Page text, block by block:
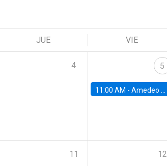
JUE VIE
4 5
11:00 AM - Amedeo Piolatto, Universidad Autónoma de Barcelona (UAB)
11 12